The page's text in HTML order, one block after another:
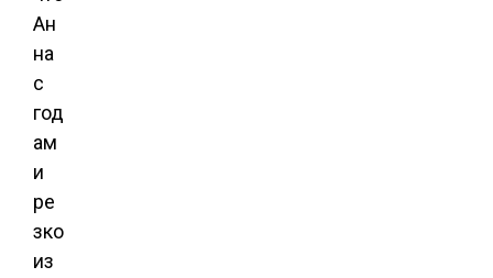
Ан
на
с
год
ам
и
ре
зко
из